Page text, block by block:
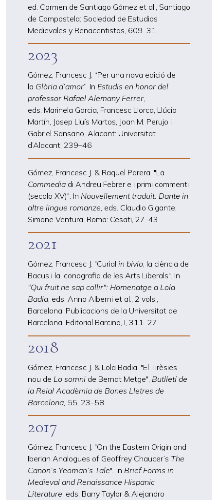
ed. Carmen de Santiago Gómez et al., Santiago
de Compostela: Sociedad de Estudios
Medievales y Renacentistas, 609–31
2023
Gómez, Francesc J. “Per una nova edició de
la Glòria d’amor”. In Estudis en honor del
professor Rafael Alemany Ferrer,
eds. Marinela Garcia, Francesc Llorca, Llúcia
Martín, Josep Lluís Martos, Joan M. Perujo i
Gabriel Sansano, Alacant: Universitat
d’Alacant, 239–46
Gómez, Francesc J. & Raquel Parera. "La
Commedia di Andreu Febrer e i primi commenti
(secolo XV)". In Nouvellement traduit. Dante in
altre lingue romanze , eds. Claudio Gigante,
Simone Ventura, Roma: Cesati, 27-43
2021
Gómez, Francesc J. "Curial in bivio, la ciència de
Bacus i la iconografia de les Arts Liberals". In
"Qui fruit ne sap collir": Homenatge a Lola
Badia, eds. Anna Alberni et al., 2 vols.,
Barcelona: Publicacions de la Universitat de
Barcelona, Editorial Barcino, I, 311–27
2018
Gómez, Francesc J. & Lola Badia. "El Tirèsies
nou de Lo somni de Bernat Metge", Butlletí de
la Reial Acadèmia de Bones Lletres de
Barcelona, 55, 23–58
2017
Gómez, Francesc J. "On the Eastern Origin and
Iberian Analogues of Geoffrey Chaucer’s The
Canon’s Yeoman’s Tale". In Brief Forms in
Medieval and Renaissance Hispanic
Literature, eds. Barry Taylor & Alejandro